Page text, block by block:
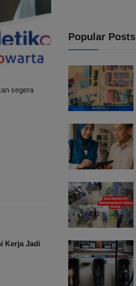
segera
Kerja Jadi
Popular Posts